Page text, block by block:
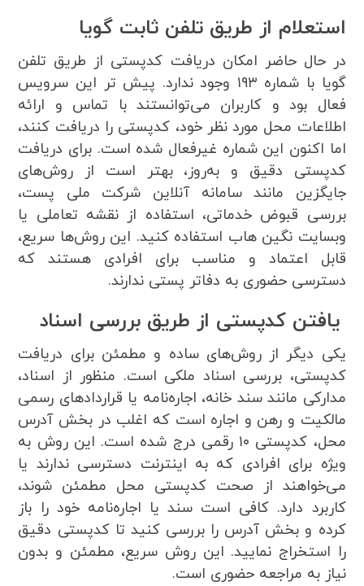
استعلام از طریق تلفن ثابت گویا
در حال حاضر امکان دریافت کدپستی از طریق تلفن
گویا با شماره ۱۹۳ وجود ندارد. پیش تر این سرویس
فعال بود و کاربران می‌توانستند با تماس و ارائه
اطلاعات محل مورد نظر خود، کدپستی را دریافت کنند،
اما اکنون این شماره غیرفعال شده است. برای دریافت
کدپستی دقیق و به‌روز، بهتر است از روش‌های
جایگزین مانند سامانه آنلاین شرکت ملی پست،
بررسی قبوض خدماتی، استفاده از نقشه تعاملی یا
وبسایت نگین هاب استفاده کنید. این روش‌ها سریع،
قابل اعتماد و مناسب برای افرادی هستند که
دسترسی حضوری به دفاتر پستی ندارند.
یافتن کدپستی از طریق بررسی اسناد
یکی دیگر از روش‌های ساده و مطمئن برای دریافت
کدپستی، بررسی اسناد ملکی است. منظور از اسناد،
مدارکی مانند سند خانه، اجاره‌نامه یا قراردادهای رسمی
مالکیت و رهن و اجاره است که اغلب در بخش آدرس
محل، کدپستی ۱۰ رقمی درج شده است. این روش به
ویژه برای افرادی که به اینترنت دسترسی ندارند یا
می‌خواهند از صحت کدپستی محل مطمئن شوند،
کاربرد دارد. کافی است سند یا اجاره‌نامه خود را باز
کرده و بخش آدرس را بررسی کنید تا کدپستی دقیق
را استخراج نمایید. این روش سریع، مطمئن و بدون
نیاز به مراجعه حضوری است.